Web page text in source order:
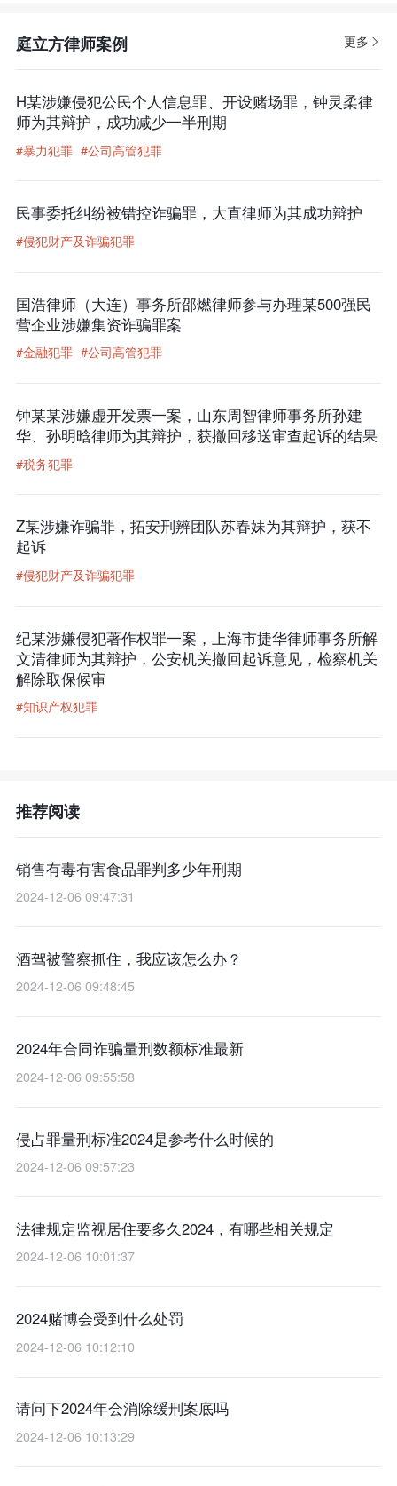
庭立方律师案例 更多
H某涉嫌侵犯公民个人信息罪、开设赌场罪，钟灵柔律
师为其辩护，成功减少一半刑期
#暴力犯罪 #公司高管犯罪
民事委托纠纷被错控诈骗罪，大直律师为其成功辩护
#侵犯财产及诈骗犯罪
国浩律师（大连）事务所邵燃律师参与办理某500强民
营企业涉嫌集资诈骗罪案
#金融犯罪 #公司高管犯罪
钟某某涉嫌虚开发票一案，山东周智律师事务所孙建
华、孙明晗律师为其辩护，获撤回移送审查起诉的结果
#税务犯罪
Z某涉嫌诈骗罪，拓安刑辨团队苏春妹为其辩护，获不
起诉
#侵犯财产及诈骗犯罪
纪某涉嫌侵犯著作权罪一案，上海市捷华律师事务所解
文清律师为其辩护，公安机关撤回起诉意见，检察机关
解除取保候审
#知识产权犯罪
推荐阅读
销售有毒有害食品罪判多少年刑期
2024-12-06 09:47:31
酒驾被警察抓住，我应该怎么办？
2024-12-06 09:48:45
2024年合同诈骗量刑数额标准最新
2024-12-06 09:55:58
侵占罪量刑标准2024是参考什么时候的
2024-12-06 09:57:23
法律规定监视居住要多久2024，有哪些相关规定
2024-12-06 10:01:37
2024赌博会受到什么处罚
2024-12-06 10:12:10
请问下2024年会消除缓刑案底吗
2024-12-06 10:13:29